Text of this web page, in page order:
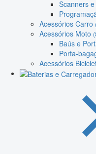
Scanners
Acessórios Carro
Acessórios Moto
Baús e
Porta-
Acessórios